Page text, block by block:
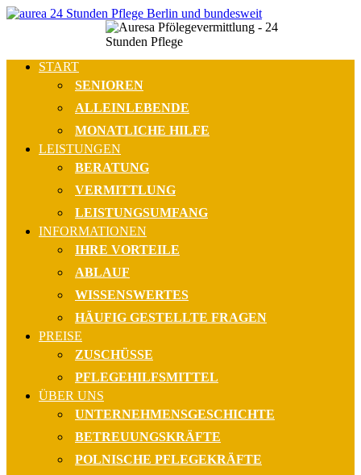
START
SENIOREN
ALLEINLEBENDE
MONATLICHE HILFE
LEISTUNGEN
BERATUNG
VERMITTLUNG
LEISTUNGSUMFANG
INFORMATIONEN
IHRE VORTEILE
ABLAUF
WISSENSWERTES
HÄUFIG GESTELLTE FRAGEN
PREISE
ZUSCHÜSSE
PFLEGEHILFSMITTEL
ÜBER UNS
UNTERNEHMENSGESCHICHTE
BETREUUNGSKRÄFTE
POLNISCHE PFLEGEKRÄFTE